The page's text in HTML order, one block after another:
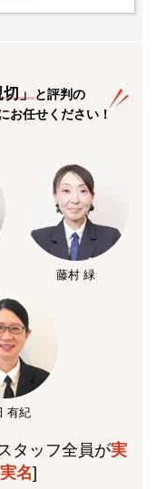
切」と評判の
お任せください！
藤村 緑
有紀
タッフ全員が実
名]